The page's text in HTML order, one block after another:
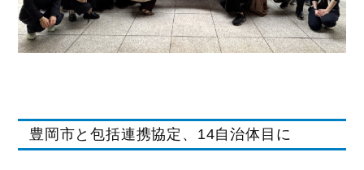
豊岡市と包括連携協定、14自治体目に